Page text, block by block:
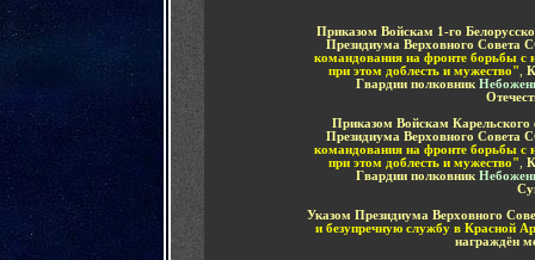
Приказом Войскам 1-го
Президиума Верховного Совета
командования на фронте борьбы с
при этом доблесть и мужество"
Гвардии полковник
Приказом Войскам
Президиума Верховного Совета
командования на фронте борьбы с
при этом доблесть и мужество"
Гвардии полковник
Указом Президиума Верховного
и безупречную службу в Красной
награждён